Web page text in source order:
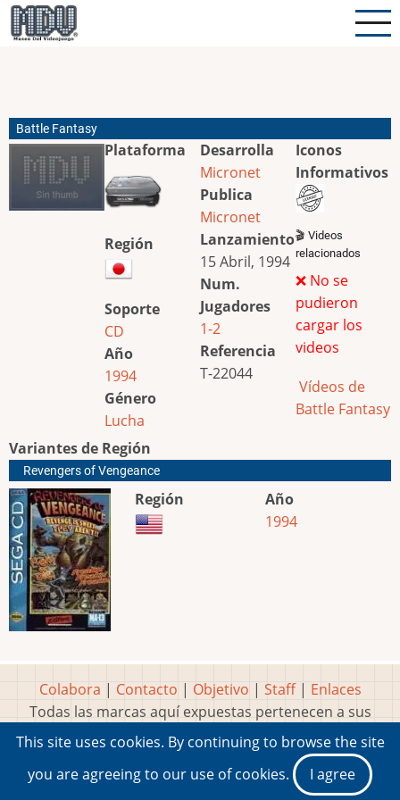
Pasar
al
Battle Fantasy
Plataforma
Región
Soporte
CD
Año
1994
Género
Lucha
Desarrolla
Micronet
Publica
Micronet
Lanzamiento
15 Abril, 1994
Num.
Jugadores
1-2
Referencia
T-22044
Iconos
Informativos
🎬 Videos
relacionados
❌ No se
pudieron
cargar los
videos
Vídeos de
Battle Fantasy
Variantes de Región
Revengers of Vengeance
Región
Año
1994
Colabora | Contacto | Objetivo | Staff| Enlaces
Todas las marcas aquí expuestas pertenecen a sus
respectivos y legítimos dueños
Idea, página, contenidos y diseños creados porMarty
2001-2026 Museo del Videojuego®
This site uses cookies. By continuing to browse the site
you are agreeing to our use of cookies.
I agree